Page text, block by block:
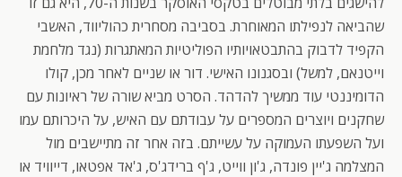
שהביאה לנפילתו המאוחרת. בסביבה מסחרית כהוליווד, האשבי
הקפיד לדבוק בהתבטאויותיו הפוליטיות המאתגרות (נגד מלחמת
וייטנאם, למשל) ובסגנונו האישי. דור או שניים לאחר מכן, קולו
הדומיננטי עוד ממשיך להדהד. הסרט מביא שורה של ראיונות עם
שחקנים ויוצרים המספרים על עבודתם עם האיש, על היכרותם עמו
ועל השפעתו העמוקה על עשייתם. בזה אחר זה מתיישבים מול
המצלמה ג'יין פונדה, ג'ון ווייט, ג'ף ברידג'ס, ג'אד אפטאו, דייוויד או